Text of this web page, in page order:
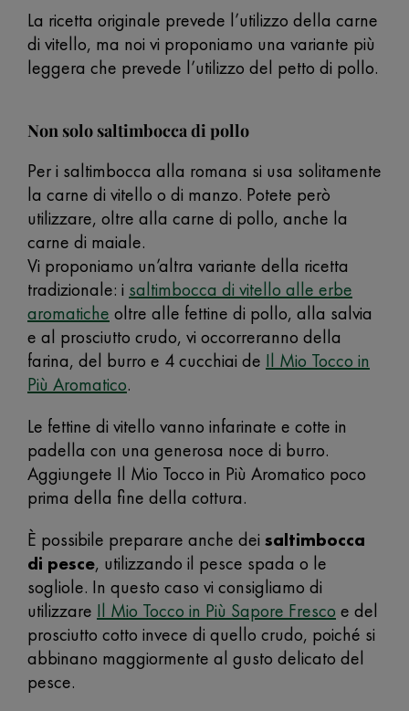
La ricetta originale prevede l’utilizzo della carne
di vitello, ma noi vi proponiamo una variante più
leggera che prevede l’utilizzo del petto di pollo.
Non solo saltimbocca di pollo
Per i saltimbocca alla romana si usa solitamente
la carne di vitello o di manzo. Potete però
utilizzare, oltre alla carne di pollo, anche la
carne di maiale.
Vi proponiamo un’altra variante della ricetta
tradizionale: i saltimbocca di vitello alle erbe
aromatiche oltre alle fettine di pollo, alla salvia
e al prosciutto crudo, vi occorreranno della
farina, del burro e 4 cucchiai de Il Mio Tocco in
Più Aromatico.
Le fettine di vitello vanno infarinate e cotte in
padella con una generosa noce di burro.
Aggiungete Il Mio Tocco in Più Aromatico poco
prima della fine della cottura.
È possibile preparare anche dei saltimbocca
di pesce, utilizzando il pesce spada o le
sogliole. In questo caso vi consigliamo di
utilizzare Il Mio Tocco in Più Sapore Fresco e del
prosciutto cotto invece di quello crudo, poiché si
abbinano maggiormente al gusto delicato del
pesce.